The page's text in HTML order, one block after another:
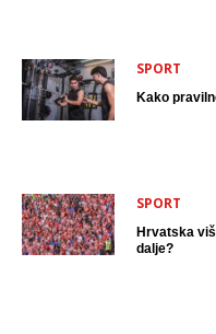
SPORT
Kako
SPORT
Hrvatska
dalje?